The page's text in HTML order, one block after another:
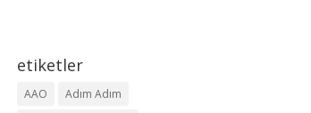
etiketler
AAO
Adım Adım